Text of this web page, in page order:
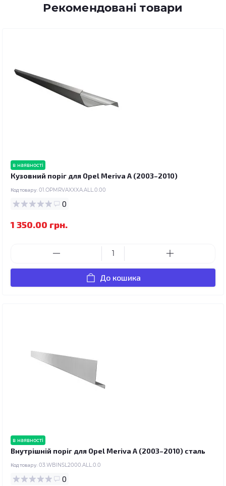
Рекомендовані товари
в наявності
Кузовний поріг для Opel Meriva A (2003–2010)
Код товару: 01.OPMRVAXXXA.ALL.0.00
0
1 350.00 грн.
До кошика
в наявності
Внутрішній поріг для Opel Meriva A (2003–2010) сталь
Код товару: 03.WBINSL2000.ALL.0.0
0